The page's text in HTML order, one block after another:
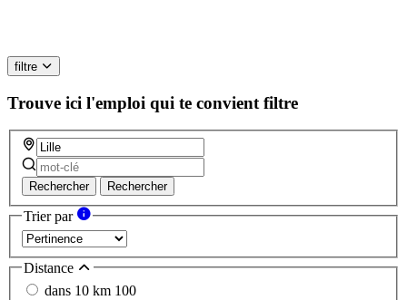
filtre
Trouve ici l'emploi qui te convient filtre
Rechercher Rechercher
Trier par
Distance
dans 10 km 100